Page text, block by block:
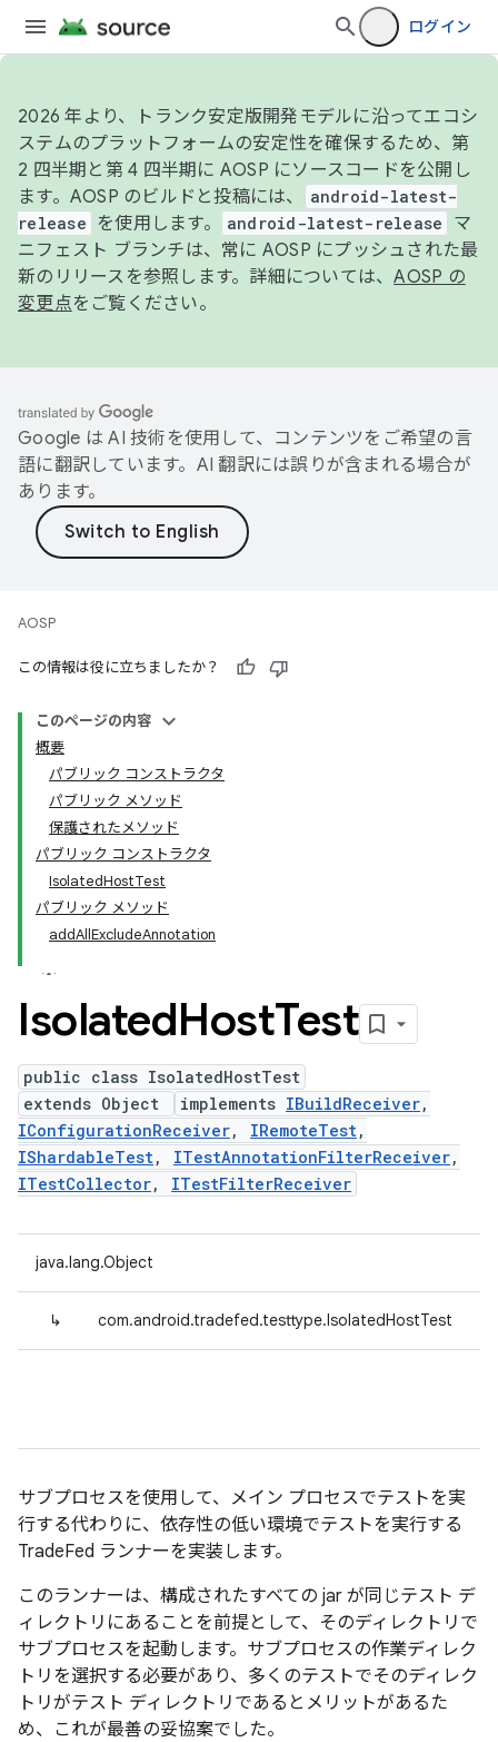
ログイン
2026 年より、トランク安定版開発モデルに沿ってエコシ
ステムのプラットフォームの安定性を確保するため、第
2 四半期と第 4 四半期に AOSP にソースコードを公開し
ます。AOSP のビルドと投稿には、
android-latest-
release
を使用します。 android-latest-release
マ
ニフェスト ブランチは、常に AOSP にプッシュされた最
新のリリースを参照します。詳細については、AOSP の
変更点をご覧ください。
Google は AI 技術を使用して、コンテンツをご希望の言
語に翻訳しています。AI 翻訳には誤りが含まれる場合が
あります。
AOSP
この情報は役に立ちましたか？
このページの内容
概要
パブリック コンストラクタ
パブリック メソッド
保護されたメソッド
パブリック コンストラクタ
IsolatedHostTest
パブリック メソッド
addAllExcludeAnnotation
IsolatedHostTest
public class IsolatedHostTest
extends Object
implements IBuildReceiver,
IConfigurationReceiver, IRemoteTest,
IShardableTest, ITestAnnotationFilterReceiver,
ITestCollector, ITestFilterReceiver
java.lang.Object
↳ com.android.tradefed.testtype.IsolatedHostTest
サブプロセスを使用して、メイン プロセスでテストを実
行する代わりに、依存性の低い環境でテストを実行する
TradeFed ランナーを実装します。
このランナーは、構成されたすべての jar が同じテスト デ
ィレクトリにあることを前提として、そのディレクトリで
サブプロセスを起動します。サブプロセスの作業ディレク
トリを選択する必要があり、多くのテストでそのディレク
トリがテスト ディレクトリであるとメリットがあるた
め、これが最善の妥協案でした。